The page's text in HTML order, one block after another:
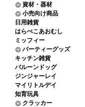
資材・器材
小売向け商品
日用雑貨
はらぺこあおむし
ミッフィー
パーティーグッズ
キッチン雑貨
バルーンドッグ
ジンジャーレイ
マイリトルデイ
知育玩具
クラッカー